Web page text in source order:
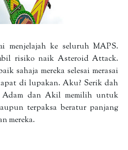
menjelajah ke seluruh MAPS.
risiko naik Asteroid Attack.
sahaja mereka selesai merasai
di lupakan. Aku? Serik dah
dan Akil memilih untuk
terpaksa beratur panjang
mereka.